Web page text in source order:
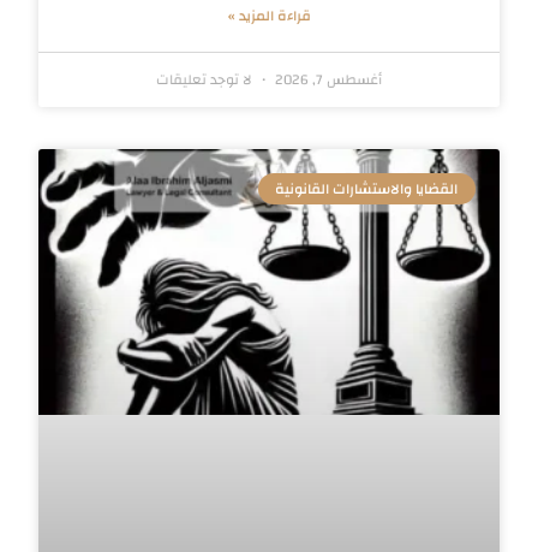
قراءة المزيد »
أغسطس 7, 2026 لا توجد تعليقات
القضايا والاستشارات القانونية